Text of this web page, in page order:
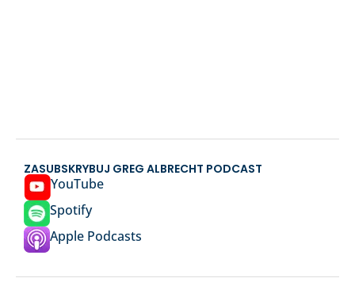
ZASUBSKRYBUJ GREG ALBRECHT PODCAST
YouTube
Spotify
Apple Podcasts